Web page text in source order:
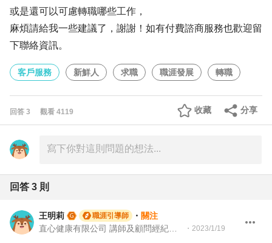
或是還可以可慮轉職哪些工作，
麻煩請給我一些建議了，謝謝！如有付費諮商服務也歡迎留
下聯絡資訊。
客戶服務 新鮮人 求職 職涯發展 轉職
回答 3 觀看 4119 分享
收藏
回答 3 則
王明莉 職涯引導師 ・ 關注
・ 2023/1/19